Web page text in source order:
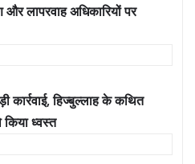
लापरवाह अधिकारियों पर
कार्रवाई, हिज्बुल्लाह के कथित
ध्वस्त